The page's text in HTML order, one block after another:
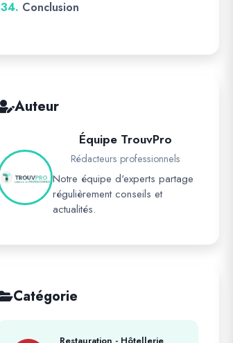
34. Conclusion
Auteur
Équipe TrouvPro
Rédacteurs professionnels
Notre équipe d'experts partage
régulièrement conseils et
actualités.
Catégorie